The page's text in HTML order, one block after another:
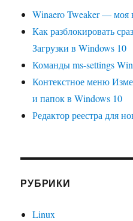
Winaero Tweaker — моя
Как разблокировать
Загрузки в Windows 10
Команды ms-settings
Контекстное меню
и папок в Windows 10
Редактор реестра для
РУБРИКИ
Linux